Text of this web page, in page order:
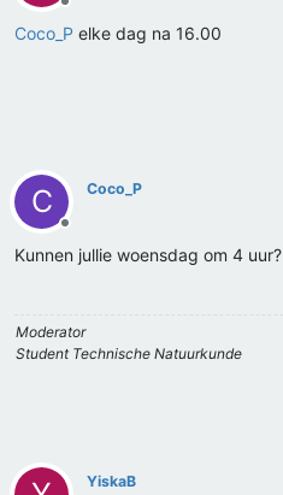
Offline
Coco_P elke dag na 16.00
C
Offline
Coco_P
Kunnen jullie woensdag om 4 uur?
Moderator
Student Technische Natuurkunde
YiskaB